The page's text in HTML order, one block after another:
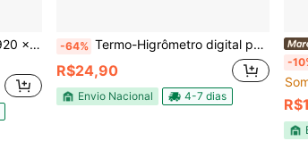
Monitor Tronos 24" Full HD 1920 x 1080 75Hz 5ms 24WR-75FHD
-64% Termo-Higrômetro digital para medição de umidade e temperatura LCD com Sensor Externo
R$24,90
Envio Nacional 4-7 dias
-